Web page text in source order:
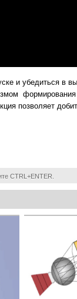
и убедиться в
позволяет
CTRL+ENTER.